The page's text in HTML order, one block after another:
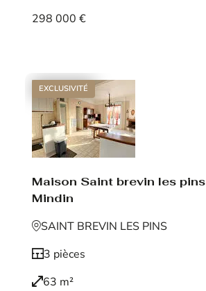
298 000 €
EXCLUSIVITÉ
Maison Saint brevin les pins
Mindin
SAINT BREVIN LES PINS
3 pièces
63 m²